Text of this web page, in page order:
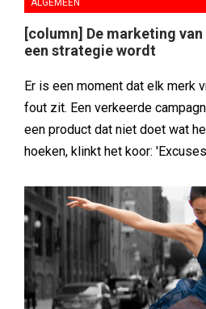
ALGEMEEN
[column] De marketing van
een strategie wordt
Er is een moment dat elk merk
fout zit. Een verkeerde
een product dat niet doet wat
hoeken, klinkt het koor: